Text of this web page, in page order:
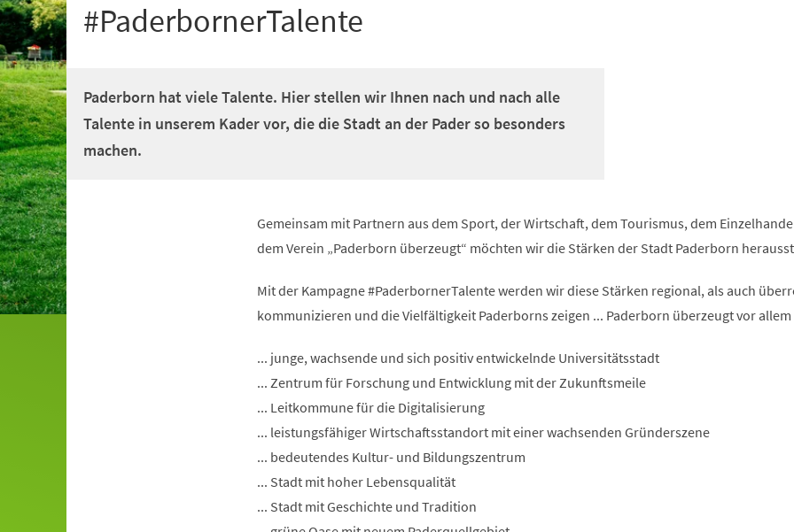
#PaderbornerTalente
Paderborn hat viele Talente. Hier stellen wir Ihnen nach und nach alle
Talente in unserem Kader vor, die die Stadt an der Pader so besonders
machen.
Gemeinsam mit Partnern aus dem Sport, der Wirtschaft, dem Tourismus, dem
dem Verein „Paderborn überzeugt“ möchten wir die Stärken der Stadt Paderborn
Mit der Kampagne #PaderbornerTalente werden wir diese Stärken regional, als auch
kommunizieren und die Vielfältigkeit Paderborns zeigen ... Paderborn überzeugt vor
... junge, wachsende und sich positiv entwickelnde Universitätsstadt
... Zentrum für Forschung und Entwicklung mit der Zukunftsmeile
... Leitkommune für die Digitalisierung
... leistungsfähiger Wirtschaftsstandort mit einer wachsenden Gründerszene
... bedeutendes Kultur- und Bildungszentrum
... Stadt mit hoher Lebensqualität
... Stadt mit Geschichte und Tradition